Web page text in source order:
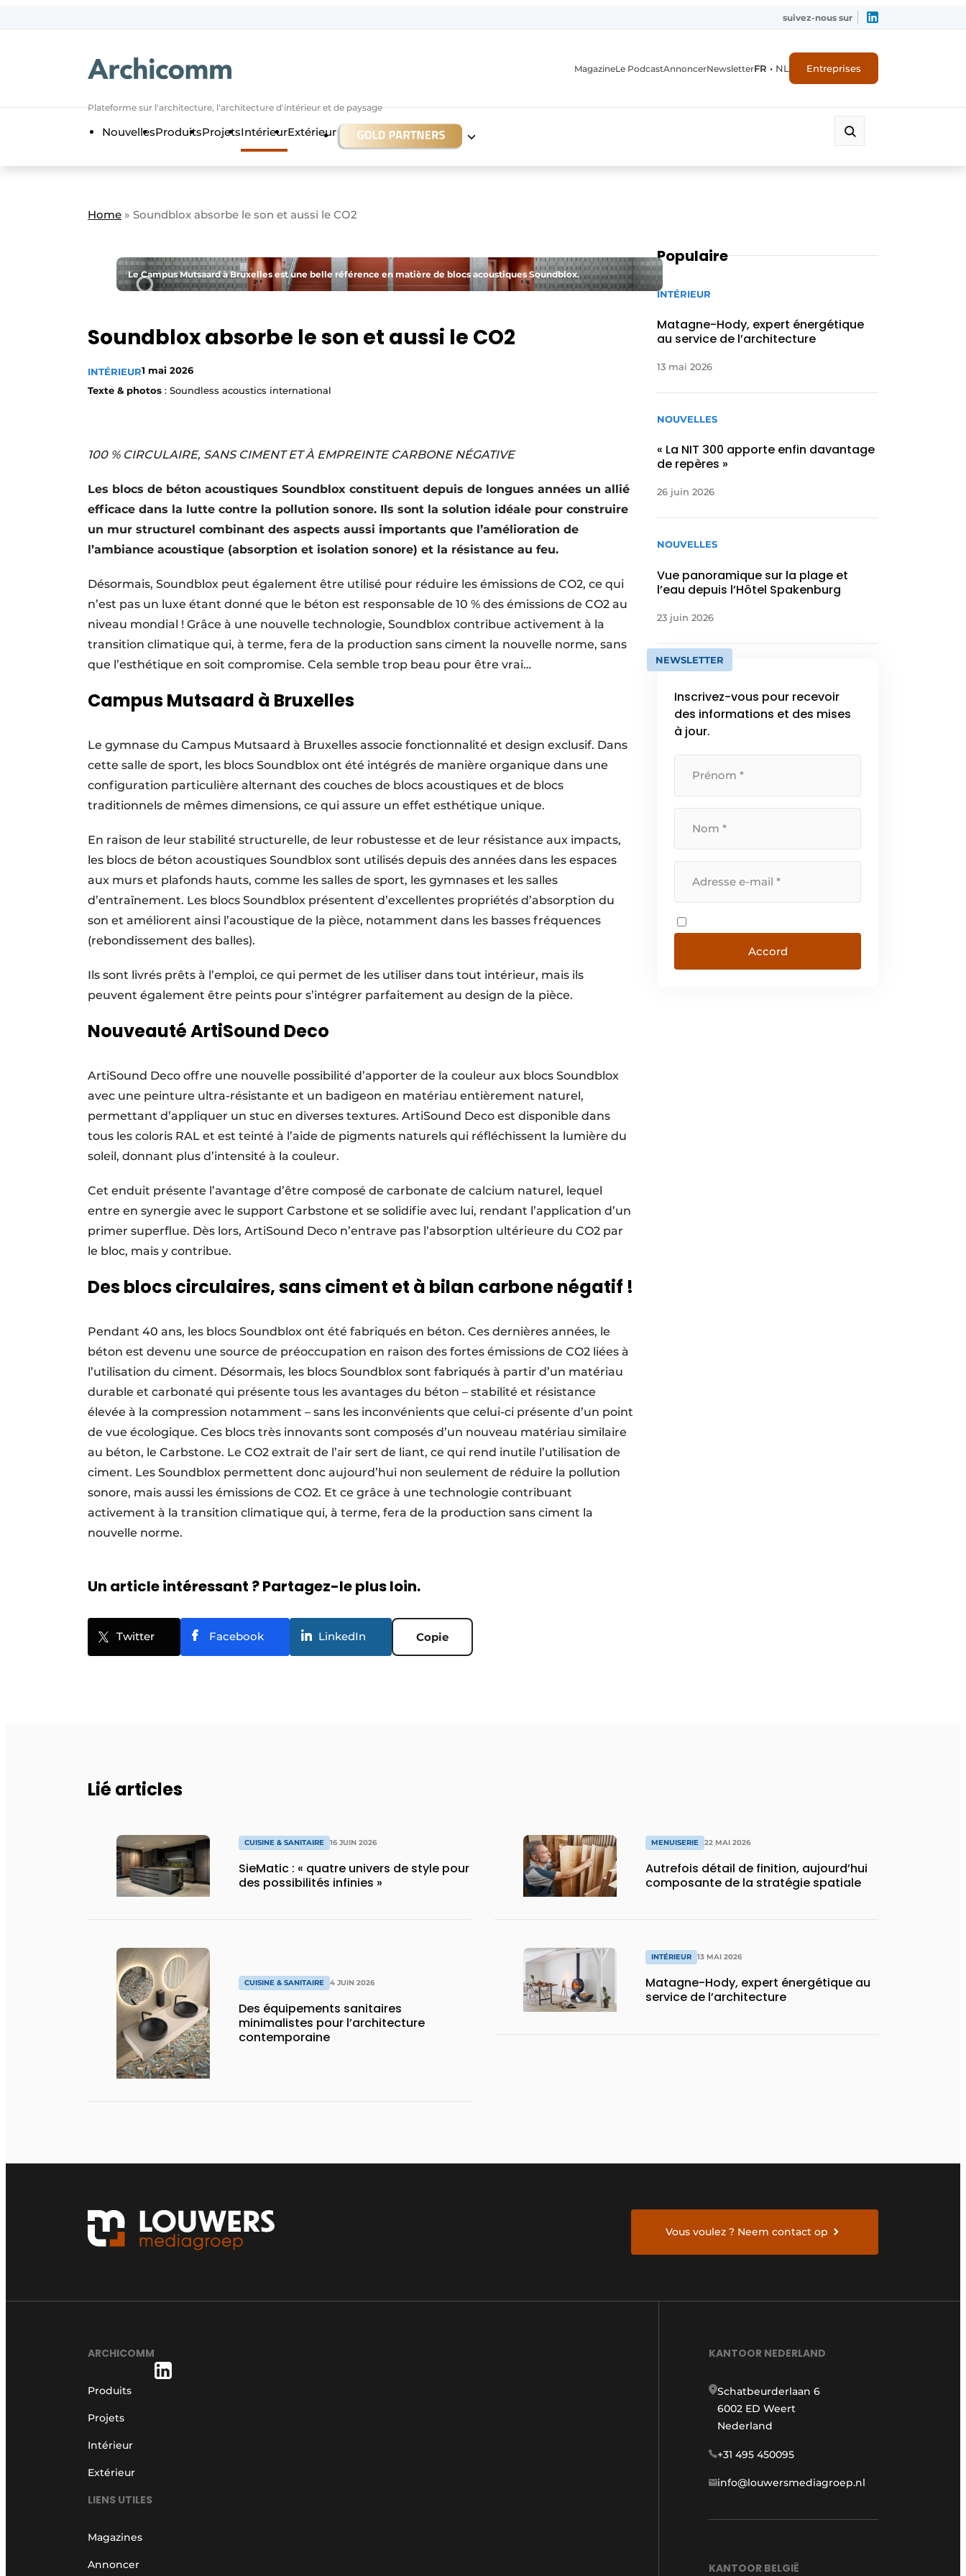
Bedrijven
Emploi
Entreprises Merci de votre inscription
S’inscrire
Meest gelezen
Newsletter
Privacy / Cookie statement
S’inscrire
suivez-nous sur
Plateforme sur l'architecture, l'architecture d'intérieur et de paysage
MagazineLe PodcastAnnoncerNewsletterFR • NL Entreprises
NouvellesProduitsProjetsIntérieurExtérieur
Home » Soundblox absorbe le son et aussi le CO2
Le Campus Mutsaard à Bruxelles est une belle référence en matière de blocs acoustiques Soundblox.
Soundblox absorbe le son et aussi le CO2
INTÉRIEUR1 mai 2026
Texte & photos : Soundless acoustics international
100 % CIRCULAIRE, SANS CIMENT ET À EMPREINTE CARBONE NÉGATIVE
Les blocs de béton acoustiques Soundblox constituent depuis de longues années un allié
efficace dans la lutte contre la pollution sonore. Ils sont la solution idéale pour construire
un mur structurel combinant des aspects aussi importants que l’amélioration de
l’ambiance acoustique (absorption et isolation sonore) et la résistance au feu.
Désormais, Soundblox peut également être utilisé pour réduire les émissions de CO2, ce qui
n’est pas un luxe étant donné que le béton est responsable de 10 % des émissions de CO2 au
niveau mondial ! Grâce à une nouvelle technologie, Soundblox contribue activement à la
transition climatique qui, à terme, fera de la production sans ciment la nouvelle norme, sans
que l’esthétique en soit compromise. Cela semble trop beau pour être vrai…
Campus Mutsaard à Bruxelles
Le gymnase du Campus Mutsaard à Bruxelles associe fonctionnalité et design exclusif. Dans
cette salle de sport, les blocs Soundblox ont été intégrés de manière organique dans une
configuration particulière alternant des couches de blocs acoustiques et de blocs
traditionnels de mêmes dimensions, ce qui assure un effet esthétique unique.
En raison de leur stabilité structurelle, de leur robustesse et de leur résistance aux impacts,
les blocs de béton acoustiques Soundblox sont utilisés depuis des années dans les espaces
aux murs et plafonds hauts, comme les salles de sport, les gymnases et les salles
d’entraînement. Les blocs Soundblox présentent d’excellentes propriétés d’absorption du
son et améliorent ainsi l’acoustique de la pièce, notamment dans les basses fréquences
(rebondissement des balles).
Ils sont livrés prêts à l’emploi, ce qui permet de les utiliser dans tout intérieur, mais ils
peuvent également être peints pour s’intégrer parfaitement au design de la pièce.
Nouveauté ArtiSound Deco
ArtiSound Deco offre une nouvelle possibilité d’apporter de la couleur aux blocs Soundblox
avec une peinture ultra-résistante et un badigeon en matériau entièrement naturel,
permettant d’appliquer un stuc en diverses textures. ArtiSound Deco est disponible dans
tous les coloris RAL et est teinté à l’aide de pigments naturels qui réfléchissent la lumière du
soleil, donnant plus d’intensité à la couleur.
Cet enduit présente l’avantage d’être composé de carbonate de calcium naturel, lequel
entre en synergie avec le support Carbstone et se solidifie avec lui, rendant l’application d’un
primer superflue. Dès lors, ArtiSound Deco n’entrave pas l’absorption ultérieure du CO2 par
le bloc, mais y contribue.
Des blocs circulaires, sans ciment et à bilan carbone négatif !
Pendant 40 ans, les blocs Soundblox ont été fabriqués en béton. Ces dernières années, le
béton est devenu une source de préoccupation en raison des fortes émissions de CO2 liées à
l’utilisation du ciment. Désormais, les blocs Soundblox sont fabriqués à partir d’un matériau
durable et carbonaté qui présente tous les avantages du béton – stabilité et résistance
élevée à la compression notamment – sans les inconvénients que celui-ci présente d’un point
de vue écologique. Ces blocs très innovants sont composés d’un nouveau matériau similaire
au béton, le Carbstone. Le CO2 extrait de l’air sert de liant, ce qui rend inutile l’utilisation de
ciment. Les Soundblox permettent donc aujourd’hui non seulement de réduire la pollution
sonore, mais aussi les émissions de CO2. Et ce grâce à une technologie contribuant
activement à la transition climatique qui, à terme, fera de la production sans ciment la
nouvelle norme.
Un article intéressant ? Partagez-le plus loin.
Twitter Facebook LinkedIn Copie
Populaire
INTÉRIEUR
Matagne-Hody, expert énergétique
au service de l’architecture
13 mai 2026
NOUVELLES
« La NIT 300 apporte enfin davantage
de repères »
26 juin 2026
NOUVELLES
Vue panoramique sur la plage et
l’eau depuis l’Hôtel Spakenburg
23 juin 2026
NEWSLETTER
Inscrivez-vous pour recevoir
des informations et des mises
à jour.
Accord
Lié articles
CUISINE & SANITAIRE 16 JUIN 2026
SieMatic : « quatre univers de style pour
des possibilités infinies »
CUISINE & SANITAIRE 4 JUIN 2026
Des équipements sanitaires
minimalistes pour l’architecture
contemporaine
MENUISERIE 22 MAI 2026
Autrefois détail de finition, aujourd’hui
composante de la stratégie spatiale
INTÉRIEUR 13 MAI 2026
Matagne-Hody, expert énergétique au
service de l’architecture
Vous voulez ? Neem contact op
ARCHICOMM
Produits
Projets
Intérieur
Extérieur
LIENS UTILES
Magazines
Annoncer
KANTOOR NEDERLAND
Schatbeurderlaan 6
6002 ED Weert
Nederland
+31 495 450095
info@louwersmediagroep.nl
KANTOOR BELGIË